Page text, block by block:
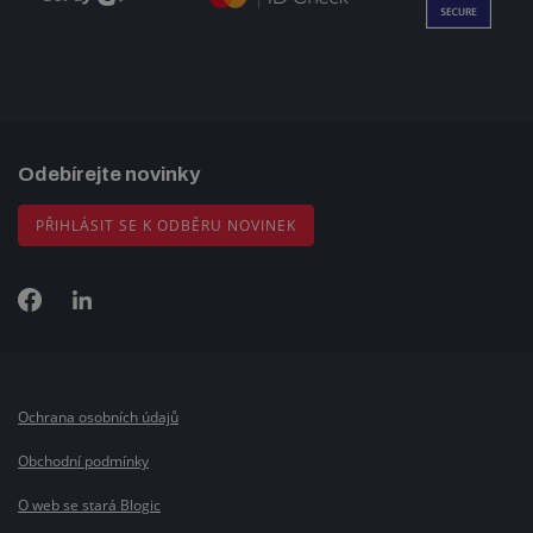
Odebírejte novinky
PŘIHLÁSIT SE K ODBĚRU NOVINEK
Ochrana osobních údajů
Obchodní podmínky
O web se stará Blogic